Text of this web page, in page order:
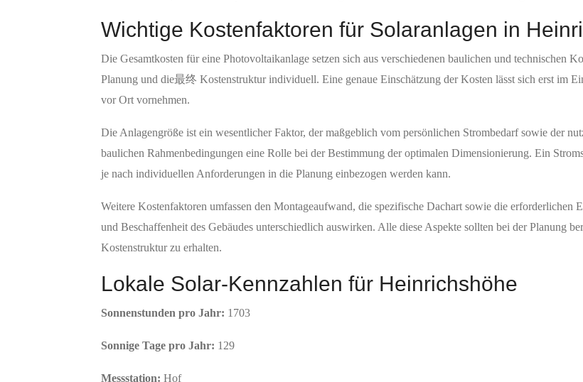
Wichtige Kostenfaktoren für Solaranlagen in
Die Gesamtkosten für eine Photovoltaikanlage setzen sich aus verschiedenen baulichen und technischen
Planung und die最终 Kostenstruktur individuell. Eine genaue Einschätzung der Kosten lässt sich erst im
vor Ort vornehmen.
Die Anlagengröße ist ein wesentlicher Faktor, der maßgeblich vom persönlichen Strombedarf sowie der
baulichen Rahmenbedingungen eine Rolle bei der Bestimmung der optimalen Dimensionierung. Ein
je nach individuellen Anforderungen in die Planung einbezogen werden kann.
Weitere Kostenfaktoren umfassen den Montageaufwand, die spezifische Dachart sowie die erforderlichen
und Beschaffenheit des Gebäudes unterschiedlich auswirken. Alle diese Aspekte sollten bei der Planung
Kostenstruktur zu erhalten.
Lokale Solar-Kennzahlen für Heinrichshöhe
Sonnenstunden pro Jahr: 1703
Sonnige Tage pro Jahr: 129
Messstation: Hof